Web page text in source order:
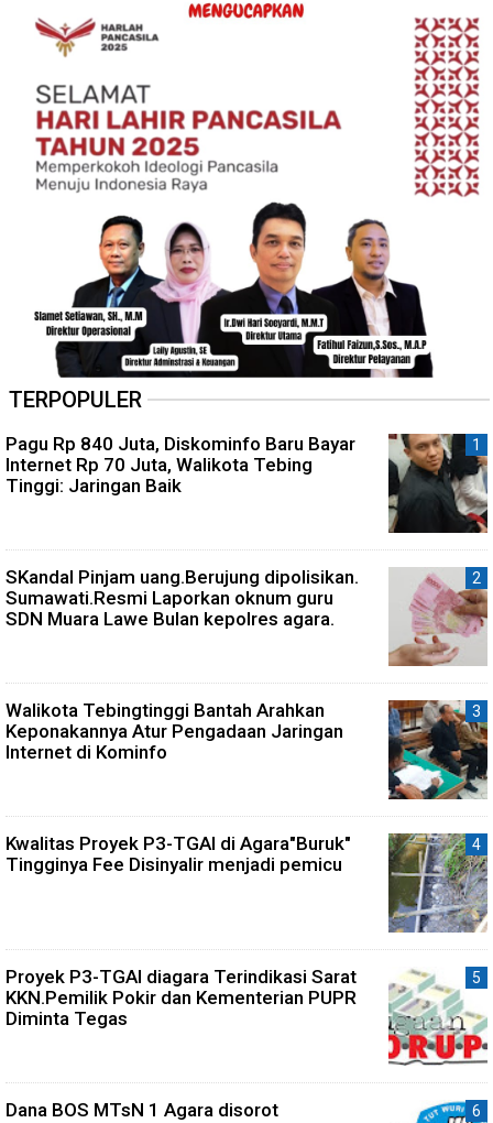
TERPOPULER
Pagu Rp 840 Juta, Diskominfo Baru Bayar
Internet Rp 70 Juta, Walikota Tebing
Tinggi: Jaringan Baik
SKandal Pinjam uang.Berujung dipolisikan.
Sumawati.Resmi Laporkan oknum guru
SDN Muara Lawe Bulan kepolres agara.
Walikota Tebingtinggi Bantah Arahkan
Keponakannya Atur Pengadaan Jaringan
Internet di Kominfo
Kwalitas Proyek P3-TGAI di Agara"Buruk"
Tingginya Fee Disinyalir menjadi pemicu
Proyek P3-TGAI diagara Terindikasi Sarat
KKN.Pemilik Pokir dan Kementerian PUPR
Diminta Tegas
Dana BOS MTsN 1 Agara disorot